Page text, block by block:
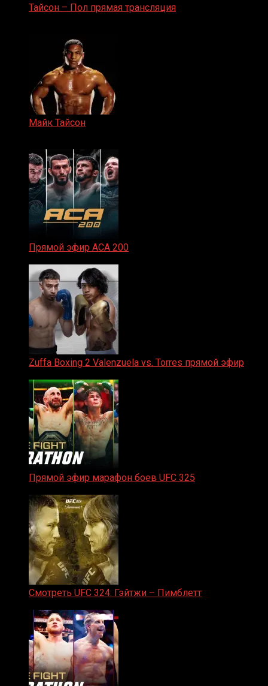
Тайсон – Пол прямая трансляция
Майк Тайсон
Прямой эфир ACA 200
Zuffa Boxing 2 Valenzuela vs. Torres прямой эфир
Прямой эфир марафон боев UFC 325
Смотреть UFC 324: Гэйтжи – Пимблетт